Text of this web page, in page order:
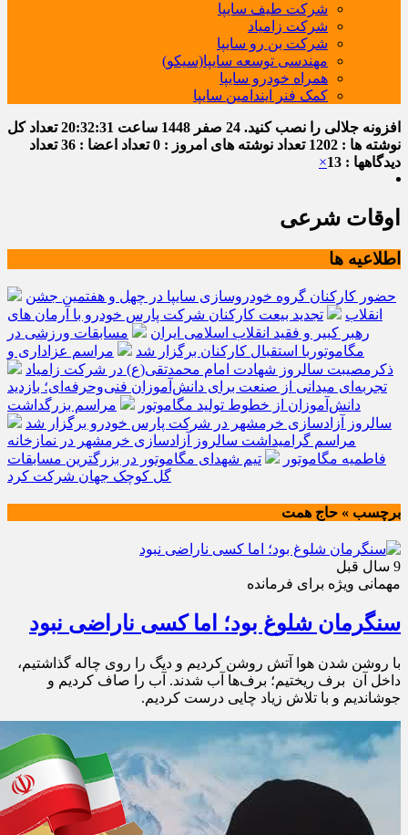
شرکت طیف سایپا
شرکت زامیاد
شرکت بن رو سایپا
مهندسی توسعه سایپا(سیکو)
همراه خودرو سایپا
کمک فنر ایندامین سایپا
افزونه جلالی را نصب کنید. 24 صفر 1448 ساعت 20:32:31تعداد کل
نوشته ها : 1202
تعداد نوشته های امروز : 0 تعداد اعضا : 36
تعداد
دیدگاهها : 13
×
اوقات شرعی
اطلاعیه ها
حضور کارکنان گروه خودروسازی سایپا در چهل و هفتمین جشن
انقلاب
تجدید بیعت کارکنان شرکت پارس خودرو با آرمان های
رهبر کبیر و فقید انقلاب اسلامی ایران
مسابقات ورزشی در
مگاموتوربا استقبال کارکنان برگزار شد
مراسم عزاداری و
ذکرمصیبت سالروز شهادت امام محمدتقی(ع) در شرکت زامیاد
تجربه‌ای میدانی از صنعت برای دانش‌آموزان فنی‌وحرفه‌ای؛ بازدید
دانش‌آموزان از خطوط تولید مگاموتور
مراسم بزرگداشت
سالروز آزادسازی خرمشهر در شرکت پارس خودرو برگزار شد
مراسم گرامیداشت سالروز آزادسازی خرمشهر در نمازخانه
فاطمیه مگاموتور
تیم شهدای مگاموتور در بزرگترین مسابقات
گل کوچک جهان شرکت کرد
برچسب » حاج همت
9 سال قبل
مهمانی ویژه برای فرمانده
سنگرمان شلوغ بود؛ اما کسی ناراضی نبود
با روشن شدن هوا آتش روشن کردیم و دیگ را روی چاله گذاشتیم،
داخل آن برف ریختیم؛ برف‌ها آب شدند. آب را صاف کردیم و
جوشاندیم و با تلاش زیاد چایی درست کردیم.